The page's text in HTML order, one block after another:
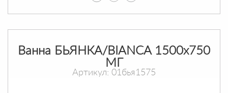
Ванна БЬЯНКА/BIANCA 1500х750
МГ
Артикул: 01бья1575